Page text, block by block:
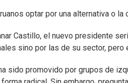
optar por una alternativa o
Castillo, el nuevo presidente
sino por las de su sector,
sido promovido por grupos de